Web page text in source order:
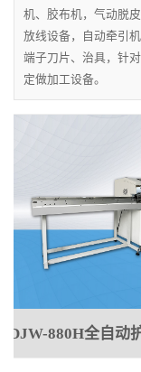
机、胶布机，气动脱
放线设备，自动牵引
端子刀片、治具，针
定做加工设备。